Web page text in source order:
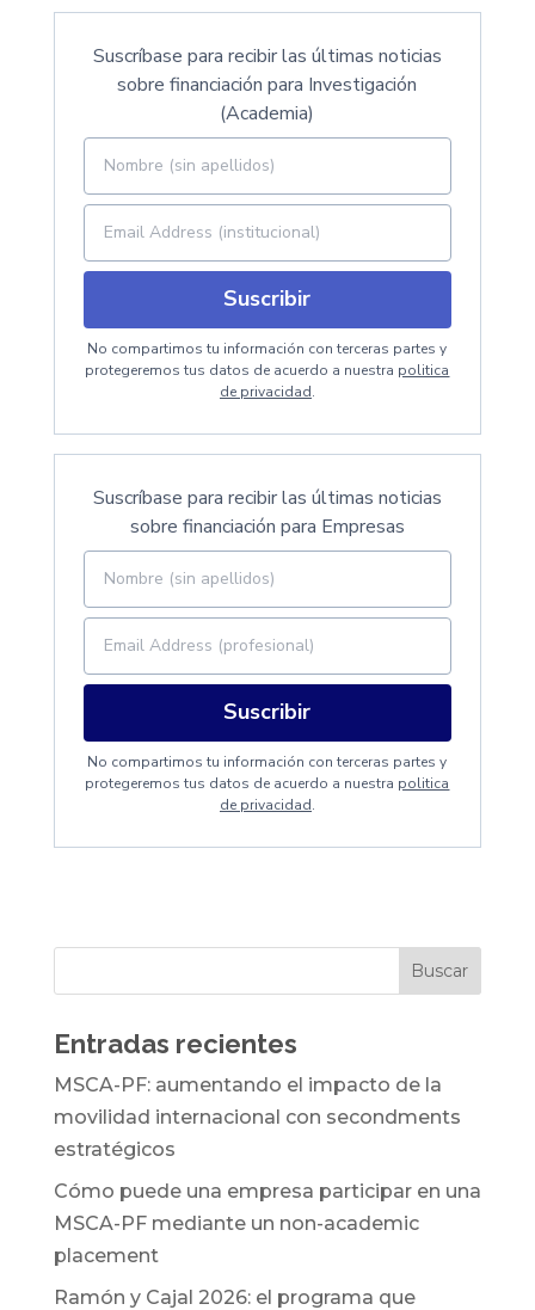
Suscríbase para recibir las últimas noticias
sobre financiación para Investigación
(Academia)
Suscribir
No compartimos tu información con terceras partes y
protegeremos tus datos de acuerdo a nuestra politica
de privacidad.
Suscríbase para recibir las últimas noticias
sobre financiación para Empresas
Suscribir
No compartimos tu información con terceras partes y
protegeremos tus datos de acuerdo a nuestra politica
de privacidad.
Entradas recientes
MSCA-PF: aumentando el impacto de la
movilidad internacional con secondments
estratégicos
Cómo puede una empresa participar en una
MSCA-PF mediante un non-academic
placement
Ramón y Cajal 2026: el programa que